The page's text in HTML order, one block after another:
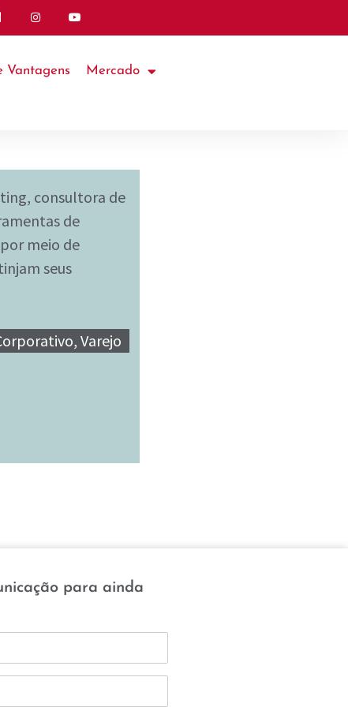
Vantagens
Mercado
consultora de
de
meio de
seus
Varejo
para ainda